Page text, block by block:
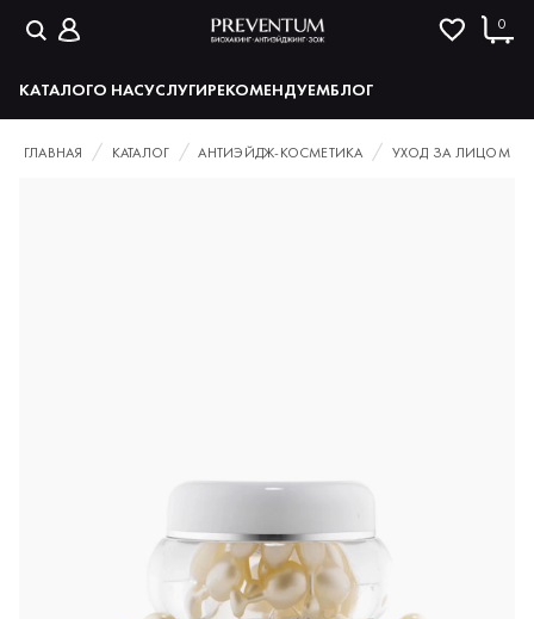
0
КАТАЛОГО НАСУСЛУГИРЕКОМЕНДУЕМБЛОГ
ГЛАВНАЯ КАТАЛОГ АНТИЭЙДЖ-КОСМЕТИКА УХОД ЗА ЛИЦОМ